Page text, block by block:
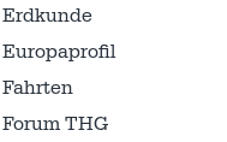
Erdkunde
Europaprofil
Fahrten
Forum THG